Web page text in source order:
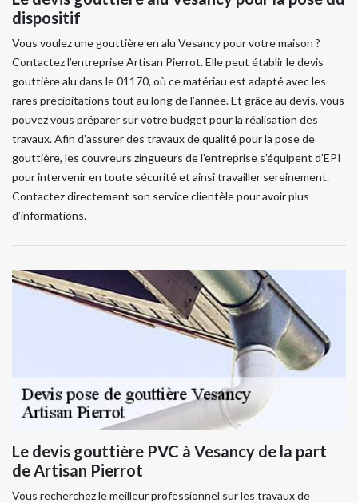
dispositif
Vous voulez une gouttière en alu Vesancy pour votre maison ?
Contactez l’entreprise Artisan Pierrot. Elle peut établir le devis
gouttière alu dans le 01170, où ce matériau est adapté avec les
rares précipitations tout au long de l’année. Et grâce au devis, vous
pouvez vous préparer sur votre budget pour la réalisation des
travaux. Afin d’assurer des travaux de qualité pour la pose de
gouttière, les couvreurs zingueurs de l’entreprise s’équipent d’EPI
pour intervenir en toute sécurité et ainsi travailler sereinement.
Contactez directement son service clientèle pour avoir plus
d’informations.
Le devis gouttière PVC à Vesancy de la part
de Artisan Pierrot
Vous recherchez le meilleur professionnel sur les travaux de